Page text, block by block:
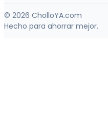
© 2026 CholloYA.com
Hecho para ahorrar mejor.